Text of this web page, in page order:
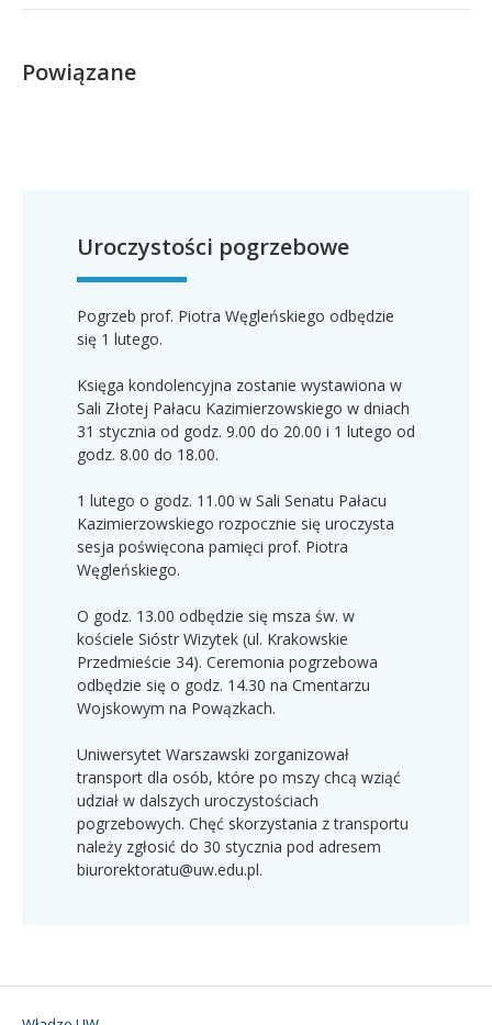
Powiązane
Uroczystości pogrzebowe
Pogrzeb prof. Piotra Węgleńskiego odbędzie
się 1 lutego.
Księga kondolencyjna zostanie wystawiona w
Sali Złotej Pałacu Kazimierzowskiego w dniach
31 stycznia od godz. 9.00 do 20.00 i 1 lutego od
godz. 8.00 do 18.00.
1 lutego o godz. 11.00 w Sali Senatu Pałacu
Kazimierzowskiego rozpocznie się uroczysta
sesja poświęcona pamięci prof. Piotra
Węgleńskiego.
O godz. 13.00 odbędzie się msza św. w
kościele Sióstr Wizytek (ul. Krakowskie
Przedmieście 34). Ceremonia pogrzebowa
odbędzie się o godz. 14.30 na Cmentarzu
Wojskowym na Powązkach.
Uniwersytet Warszawski zorganizował
transport dla osób, które po mszy chcą wziąć
udział w dalszych uroczystościach
pogrzebowych. Chęć skorzystania z transportu
należy zgłosić do 30 stycznia pod adresem
biurorektoratu@uw.edu.pl.